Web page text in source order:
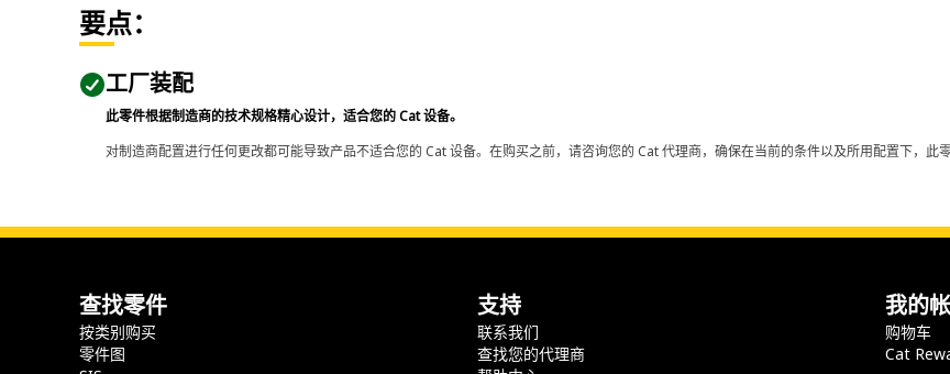
要点：
工厂装配
此零件根据制造商的技术规格精心设计，适合您的 Cat 设备。
对制造商配置进行任何更改都可能导致产品不适合您的 Cat 设备。在购买之前，请咨询您的 Cat 代理商，确保在当前的条件以及所用配置下，此
查找零件
按类别购买
零件图
支持
联系我们
查找您的代理商
我的
购物车
Cat